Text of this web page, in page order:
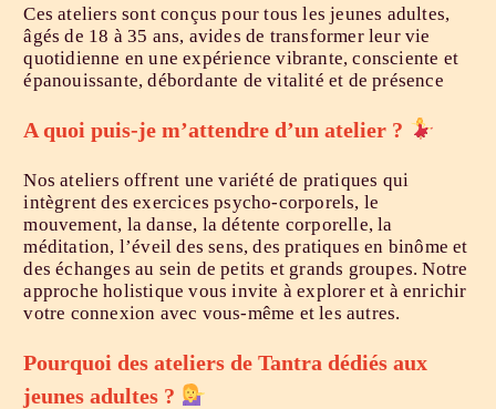
Ces ateliers sont conçus pour tous les jeunes adultes,
âgés de 18 à 35 ans, avides de transformer leur vie
quotidienne en une expérience vibrante, consciente et
épanouissante, débordante de vitalité et de présence
​A quoi puis-je m’attendre d’un atelier ?
Nos ateliers offrent une variété de pratiques qui
intègrent des exercices psycho-corporels, le
mouvement, la danse, la détente corporelle, la
méditation, l’éveil des sens, des pratiques en binôme et
des échanges au sein de petits et grands groupes. Notre
approche holistique vous invite à explorer et à enrichir
votre connexion avec vous-même et les autres.
​Pourquoi des ateliers de Tantra dédiés aux
jeunes adultes ?